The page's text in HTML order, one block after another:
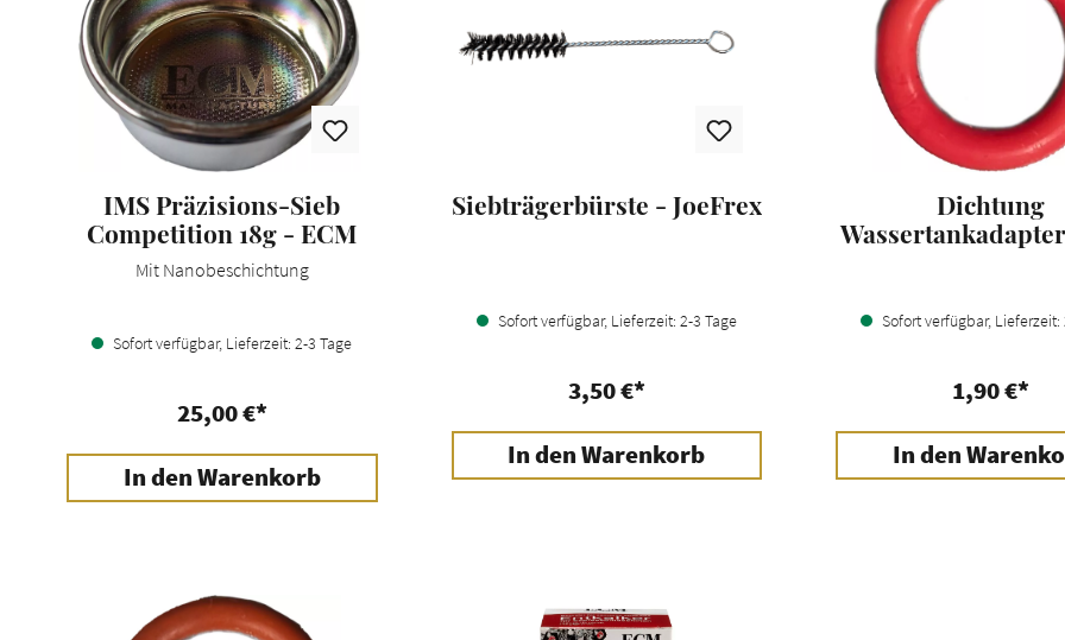
IMS Präzisions-Sieb
Competition 18g - ECM
Mit Nanobeschichtung
Sofort verfügbar, Lieferzeit: 2-3 Tage
25,00 €*
In den Warenkorb
Siebträgerbürste - JoeFrex
Sofort verfügbar, Lieferzeit: 2-3 Tage
3,50 €*
In den Warenkorb
Dichtung
Sofort verfügbar, Lieferzeit:
1,90 €*
In den